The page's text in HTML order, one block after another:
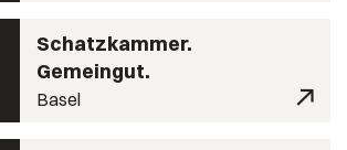
Schatzkammer.
Gemeingut.
Basel